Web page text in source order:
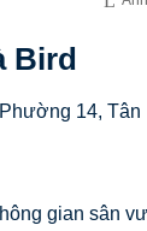
Bird
14, Tân
gian sân